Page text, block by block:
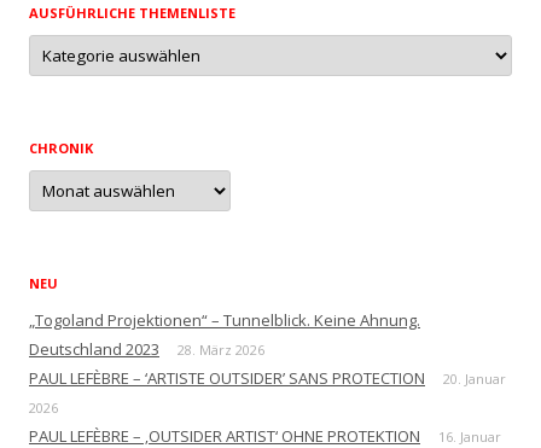
AUSFÜHRLICHE THEMENLISTE
Ausführliche
Themenliste
CHRONIK
Chronik
NEU
„Togoland Projektionen“ – Tunnelblick. Keine Ahnung.
Deutschland 2023
28. März 2026
PAUL LEFÈBRE – ‘ARTISTE OUTSIDER’ SANS PROTECTION
20. Januar
2026
PAUL LEFÈBRE – ‚OUTSIDER ARTIST‘ OHNE PROTEKTION
16. Januar